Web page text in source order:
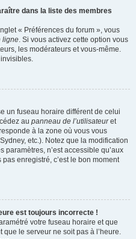
dans la liste des membres
« Préférences du forum », vous
ligne. Si vous activez cette option vous
les modérateurs et vous-même.
un fuseau horaire différent de celui
au panneau de l’utilisateuret
à la zone où vous vous
etc.). Notez que la modification
n’est accessible qu’aux
enregistré, c’est le bon moment
est toujours incorrecte !
votre fuseau horaire et que
que le serveur ne soit pas à l’heure.